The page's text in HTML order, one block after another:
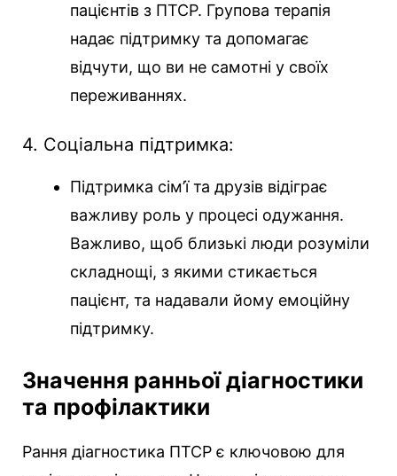
пацієнтів з ПТСР. Групова терапія
надає підтримку та допомагає
відчути, що ви не самотні у своїх
переживаннях.
4. Соціальна підтримка:
Підтримка сім’ї та друзів відіграє
важливу роль у процесі одужання.
Важливо, щоб близькі люди розуміли
складнощі, з якими стикається
пацієнт, та надавали йому емоційну
підтримку.
Значення ранньої діагностики
та профілактики
Рання діагностика ПТСР є ключовою для